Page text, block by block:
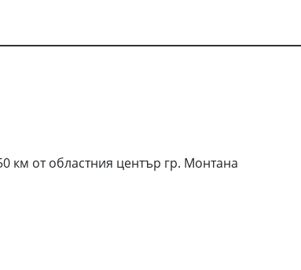
км от областния център гр. Монтана